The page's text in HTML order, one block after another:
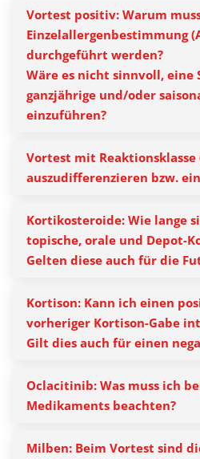
Vortest positiv: Warum
Einzelallergenbestimmung
durchgeführt werden?
Wäre es nicht sinnvoll, eine
ganzjährige und/oder
einzuführen?
Vortest mit Reaktionsklasse
auszudifferenzieren bzw.
Kortikosteroide: Wie lange
topische, orale und Depot-
Gelten diese auch für die
Kortison: Kann ich einen
vorheriger Kortison-Gabe
Gilt dies auch für einen
Oclacitinib: Was muss ich
Medikaments beachten?
Milben: Beim Vortest sind